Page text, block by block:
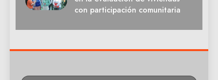
con participación comunitaria